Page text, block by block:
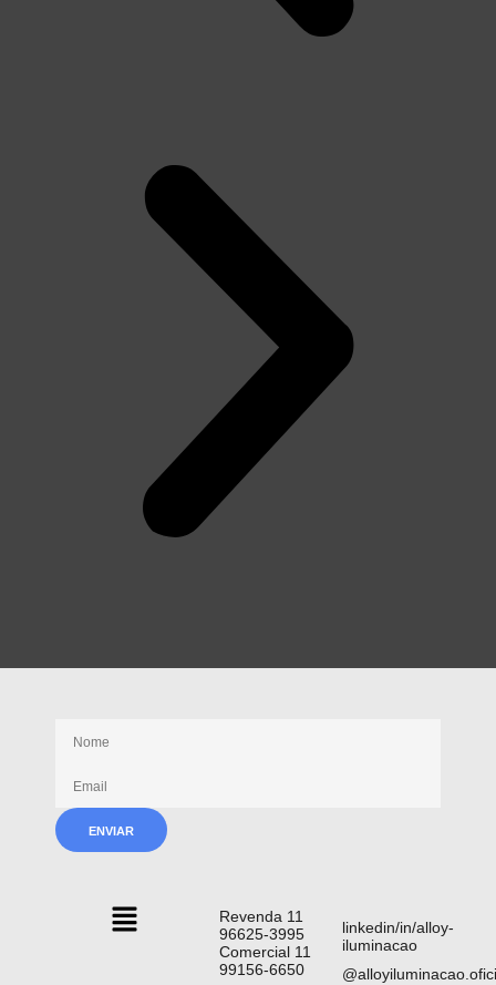
Revenda 11
96625-3995
Comercial 11
99156-6650
linkedin/in/alloy-
iluminacao